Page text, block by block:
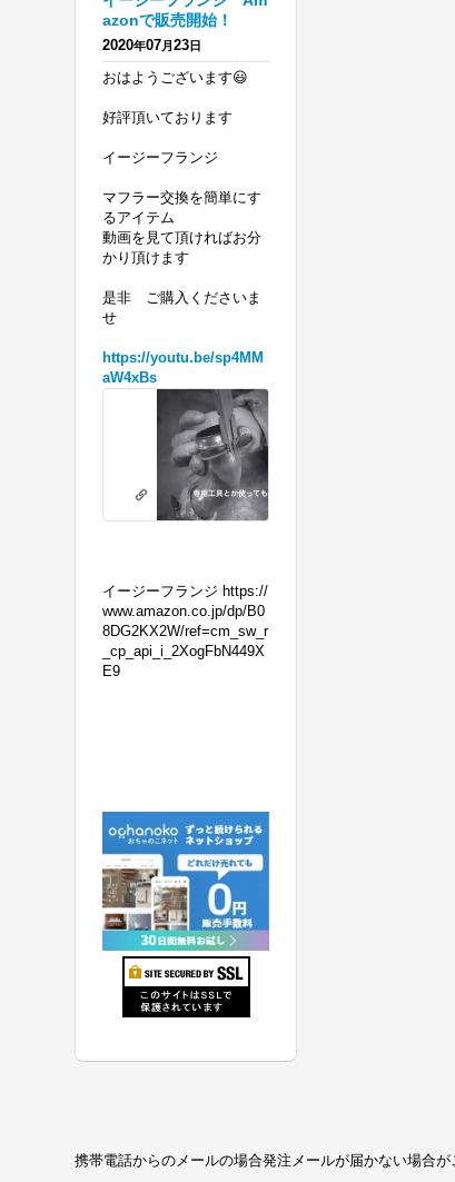
azonで販売開始！
2020年07月23日
おはようございます😃
好評頂いております
イージーフランジ
マフラー交換を簡単にす
るアイテム
動画を見て頂ければお分
かり頂けます
是非 ご購入くださいま
せ
https://youtu.be/sp4MM
aW4xBs
ー
ラ
ー
交
換！
リテーニングリングの必要がないフランジを 販売
youtu.be
イージーフランジ https://
www.amazon.co.jp/dp/B0
8DG2KX2W/ref=cm_sw_r
_cp_api_i_2XogFbN449X
E9
携帯電話からのメールの場合発注メールが届かない場合